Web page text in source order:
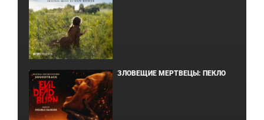
ЗЛОВЕЩИЕ МЕРТВЕЦЫ: ПЕКЛО